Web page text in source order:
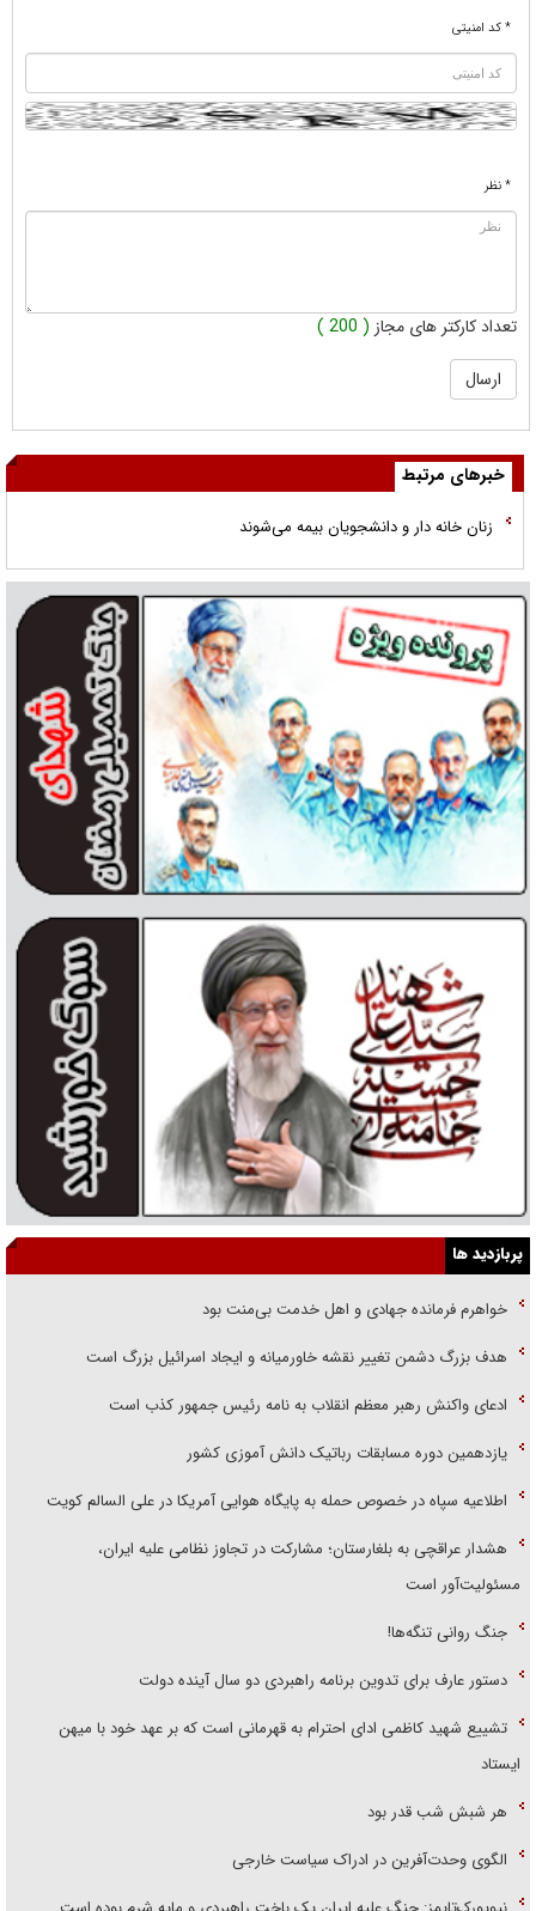
* کد امنیتی
* نظر
تعداد کارکتر های مجاز ( 200 )
خبرهای مرتبط
زنان خانه دار و دانشجویان بیمه می‌شوند
پربازدید ها
خواهرم فرمانده جهادی و اهل خدمت بی‌منت بود
هدف بزرگ دشمن تغییر نقشه خاورمیانه و ایجاد اسرائیل بزرگ است
ادعای واکنش رهبر معظم انقلاب به نامه رئیس جمهور کذب است
یازدهمین دوره مسابقات رباتیک دانش آموزی کشور
اطلاعیه سپاه در خصوص حمله به پایگاه هوایی آمریکا در علی السالم کویت
هشدار عراقچی به بلغارستان؛ مشارکت در تجاوز نظامی علیه ایران،
مسئولیت‌آور است
جنگ روانی تنگه‌ها!
دستور عارف برای تدوین برنامه راهبردی دو سال آینده دولت
تشییع شهید کاظمی ادای احترام به قهرمانی است که بر عهد خود با میهن
ایستاد
هر شبش شب قدر بود
الگوی وحدت‌آفرین در ادراک سیاست خارجی